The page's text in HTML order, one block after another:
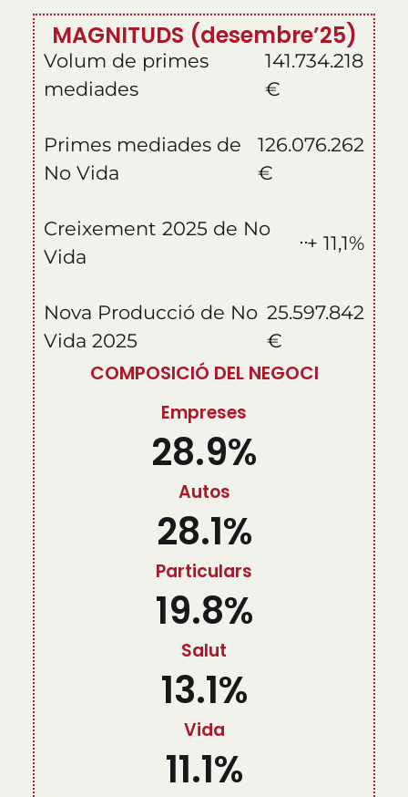
MAGNITUDS (desembre’25)
Volum de primes
mediades
141.734.218
€
Primes mediades de
No Vida
126.076.262
€
Creixement 2025 de No
Vida
+ 11,1%
Nova Producció de No
Vida 2025
25.597.842
€
COMPOSICIÓ DEL NEGOCI
Empreses
28.9%
Autos
28.1%
Particulars
19.8%
Salut
13.1%
Vida
11.1%